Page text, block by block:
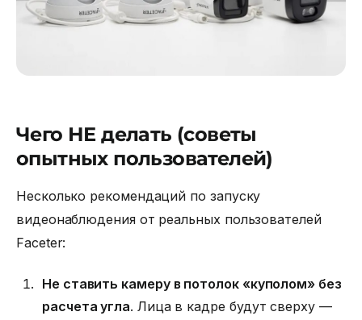
Чего НЕ делать (советы
опытных пользователей)
Несколько рекомендаций по запуску
видеонаблюдения от реальных пользователей
Faceter:
Не ставить камеру в потолок «куполом» без
расчета угла. Лица в кадре будут сверху —